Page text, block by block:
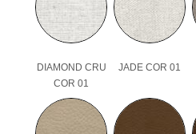
DIAMOND CRU
COR 01
JADE COR 01